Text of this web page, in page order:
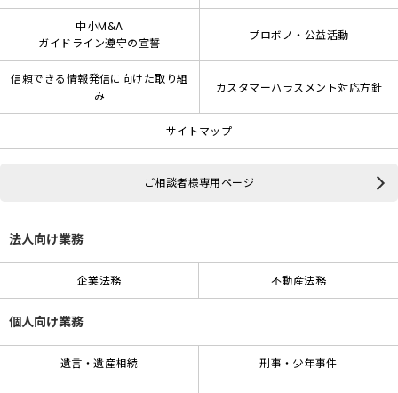
中小M&A
ガイドライン遵守の宣誓
プロボノ・公益活動
信頼できる情報発信に向けた取り組
み
カスタマーハラスメント対応方針
サイトマップ
ご相談者様専用ページ
法人向け業務
企業法務 不動産法務
個人向け業務
遺言・遺産相続 刑事・少年事件